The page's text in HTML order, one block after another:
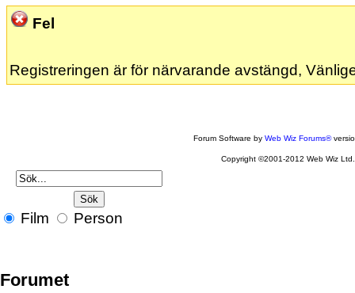
Fel
Registreringen är för närvarande avstängd,
Forum Software byWeb Wiz Forums®
Copyright ©2001-2012 Web Wiz Ltd.
Film Person
Forumet